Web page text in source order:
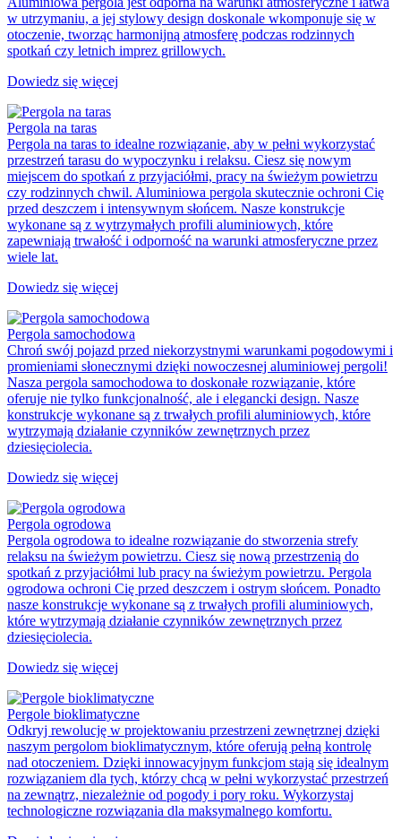
w utrzymaniu, a jej stylowy design doskonale wkomponuje się w
otoczenie, tworząc harmonijną atmosferę podczas rodzinnych
spotkań czy letnich imprez grillowych.
Dowiedz się więcej
Pergola na taras
Pergola na taras to idealne rozwiązanie, aby w pełni wykorzystać
przestrzeń tarasu do wypoczynku i relaksu. Ciesz się nowym
miejscem do spotkań z przyjaciółmi, pracy na świeżym powietrzu
czy rodzinnych chwil. Aluminiowa pergola skutecznie ochroni Cię
przed deszczem i intensywnym słońcem. Nasze konstrukcje
wykonane są z wytrzymałych profili aluminiowych, które
zapewniają trwałość i odporność na warunki atmosferyczne przez
wiele lat.
Dowiedz się więcej
Pergola samochodowa
Chroń swój pojazd przed niekorzystnymi warunkami pogodowymi i
promieniami słonecznymi dzięki nowoczesnej aluminiowej pergoli!
Nasza pergola samochodowa to doskonałe rozwiązanie, które
oferuje nie tylko funkcjonalność, ale i elegancki design. Nasze
konstrukcje wykonane są z trwałych profili aluminiowych, które
wytrzymają działanie czynników zewnętrznych przez
dziesięciolecia.
Dowiedz się więcej
Pergola ogrodowa
Pergola ogrodowa to idealne rozwiązanie do stworzenia strefy
relaksu na świeżym powietrzu. Ciesz się nową przestrzenią do
spotkań z przyjaciółmi lub pracy na świeżym powietrzu. Pergola
ogrodowa ochroni Cię przed deszczem i ostrym słońcem. Ponadto
nasze konstrukcje wykonane są z trwałych profili aluminiowych,
które wytrzymają działanie czynników zewnętrznych przez
dziesięciolecia.
Dowiedz się więcej
Pergole bioklimatyczne
Odkryj rewolucję w projektowaniu przestrzeni zewnętrznej dzięki
naszym pergolom bioklimatycznym, które oferują pełną kontrolę
nad otoczeniem. Dzięki innowacyjnym funkcjom stają się idealnym
rozwiązaniem dla tych, którzy chcą w pełni wykorzystać przestrzeń
na zewnątrz, niezależnie od pogody i pory roku. Wykorzystaj
technologiczne rozwiązania dla maksymalnego komfortu.